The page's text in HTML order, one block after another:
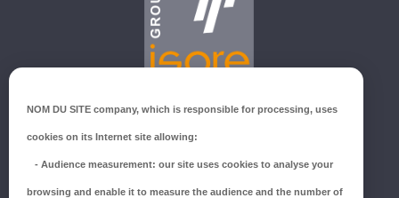
ZI du Millenium
53940 SAINT-BERTHEVIN
Tél.:02 43 66 96 51
NOM DU SITE company, which is responsible for processing, uses
cookies on its Internet site allowing:
- Audience measurement: our site uses cookies to analyse your
browsing and enable it to measure the audience and the number of